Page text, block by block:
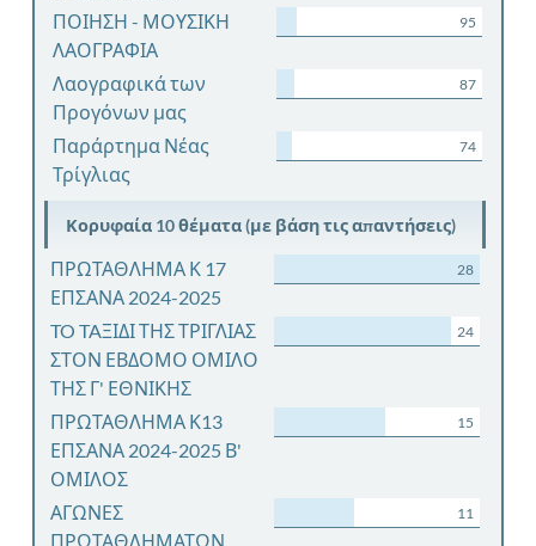
ΠΟΙΗΣΗ - ΜΟΥΣΙΚΗ
ΛΑΟΓΡΑΦΙΑ
95
Λαογραφικά των
Προγόνων μας
87
Παράρτημα Νέας
Τρίγλιας
74
Κορυφαία 10 θέματα (με βάση τις απαντήσεις)
ΠΡΩΤΑΘΛΗΜΑ Κ 17
ΕΠΣΑΝΑ 2024-2025
28
TO TAΞΙΔΙ ΤΗΣ ΤΡΙΓΛΙΑΣ
ΣΤΟΝ ΕΒΔΟΜΟ ΟΜΙΛΟ
ΤΗΣ Γ' ΕΘΝΙΚΗΣ
24
ΠΡΩΤΑΘΛΗΜΑ Κ13
ΕΠΣΑΝΑ 2024-2025 Β'
ΟΜΙΛΟΣ
15
ΑΓΩΝΕΣ
ΠΡΩΤΑΘΛΗΜΑΤΩΝ
11